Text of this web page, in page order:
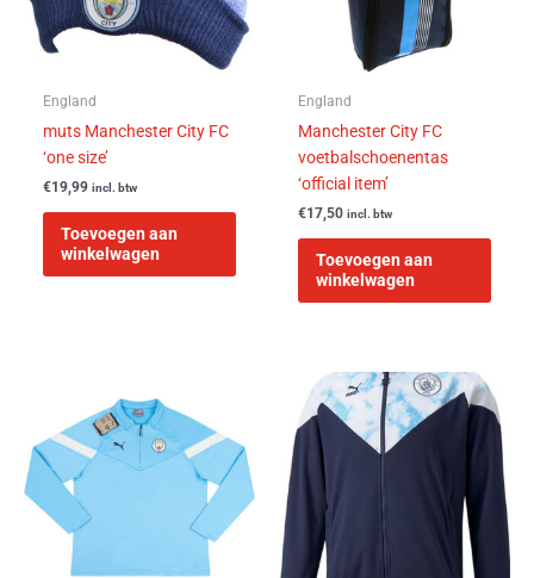
England
muts Manchester City FC
‘one size’
€19,99 incl. btw
Toevoegen aan
winkelwagen
England
Manchester City FC
voetbalschoenentas
‘official item’
€17,50 incl. btw
Toevoegen aan
winkelwagen
heeft
meerdere
variaties.
Deze
optie
Dit
product
heeft
Deze
optie
kan